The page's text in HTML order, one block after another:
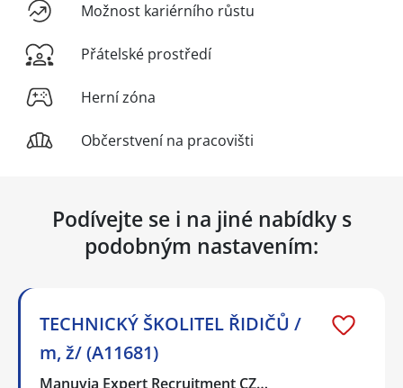
Možnost kariérního růstu
Přátelské prostředí
Herní zóna
Občerstvení na pracovišti
Podívejte se i na jiné nabídky s
podobným nastavením:
TECHNICKÝ ŠKOLITEL ŘIDIČŮ /
m, ž/ (A11681)
Manuvia Expert Recruitment CZ…